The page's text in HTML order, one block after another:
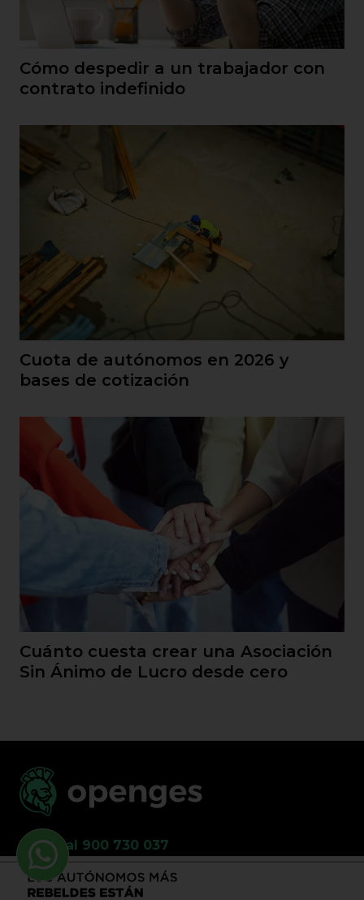
Cómo despedir a un trabajador con
contrato indefinido
Cuota de autónomos en 2026 y
bases de cotización
Cuánto cuesta crear una Asociación
Sin Ánimo de Lucro desde cero
Llama al 900 730 037